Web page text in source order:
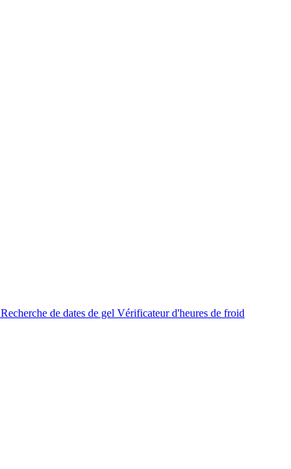
Recherche de dates de gel Vérificateur d'heures de froid